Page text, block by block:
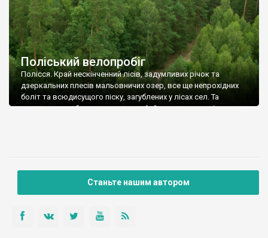
Поліський велопробіг
Полісся. Край нескінченний лісів, задумливих річок та
дзеркальних плесів мальовничих озер, все ще непрохідних
боліт та всюдисущого піску, загублених у лісах сел. Та
дивовижно доброзичливих людей. Очарування тиші та
Станьте нашим автором